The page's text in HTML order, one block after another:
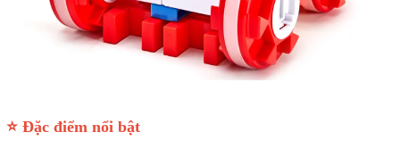
⭐ Đặc điểm nổi bật